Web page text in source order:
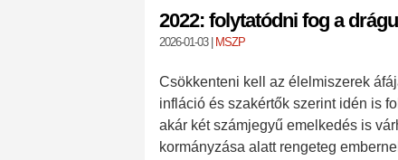
2022: folytatódni fog a
2026-01-03| MSZP
Csökkenteni kell az élelmiszerek
infláció és szakértők szerint idén is
akár két számjegyű emelkedés is
kormányzása alatt rengeteg